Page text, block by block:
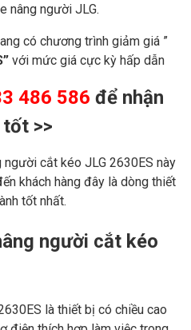
nâng người JLG.
có chương trình giảm giá ”
với mức giá cực kỳ hấp dẫn
486 586 để nhận
>>
người cắt kéo JLG 2630ES này
khách hàng đây là dòng thiết
tốt nhất.
người cắt kéo
là thiết bị có chiều cao